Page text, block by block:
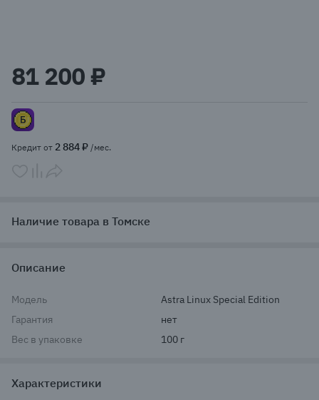
of
1
81 200 ₽
Кредит от 2 884 ₽ /мес.
Наличие товара в Томске
Описание
Модель
Astra Linux Special Edition
Гарантия
нет
Вес в упаковке
100 г
Характеристики